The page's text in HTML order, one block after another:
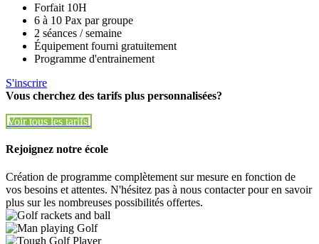
Forfait 10H
6 à 10 Pax par groupe
2 séances / semaine
Équipement fourni gratuitement
Programme d'entrainement
S'inscrire
Vous cherchez des tarifs plus personnalisées?
Voir tous les tarifs
Rejoignez notre école
Création de programme complètement sur mesure en fonction de
vos besoins et attentes. N'hésitez pas à nous contacter pour en savoir
plus sur les nombreuses possibilités offertes.